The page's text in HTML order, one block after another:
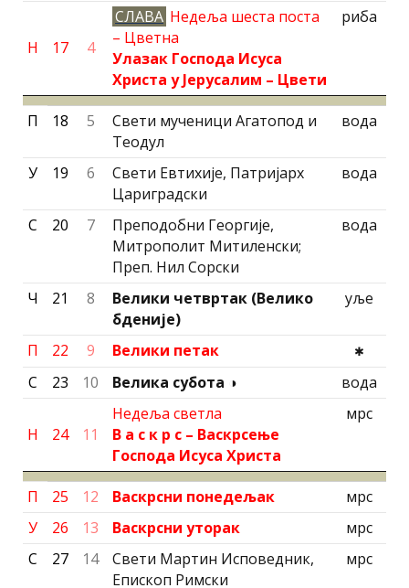
Н 17 4
СЛАВА Недеља шеста поста
– Цветна
Улазак Господа Исуса
Христа у Јерусалим – Цвети
риба
П 18 5
Свети мученици Агатопод и
Теодул
вода
У 19 6
Свети Евтихије, Патриjарх
Цариградски
вода
С 20 7
Преподобни Георгиjе,
Митрополит Митиленски;
Преп. Нил Сорски
вода
Ч 21 8
Велики четвртак (Велико
бденије)
уље
П 22 9 Велики петак ✱
С 23 10 Велика субота ◑ вода
Н 24 11
Недеља светла
В а с к р с – Васкрсење
Господа Исуса Христа
мрс
П 25 12 Васкрсни понедељак
мрс
У
26 13 Васкрсни уторак
мрс
С
27 14
Свети Мартин Исповедник,
Епископ Римски
мрс